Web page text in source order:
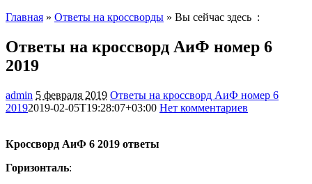
Главная » Ответы на кроссворды » Вы сейчас здесь :
Ответы на кроссворд АиФ номер 6
2019
admin 5 февраля 2019 Ответы на кроссворд АиФ номер 6
20192019-02-05T19:28:07+03:00 Нет комментариев
Кроссворд АиФ 6 2019 ответы
Горизонталь: